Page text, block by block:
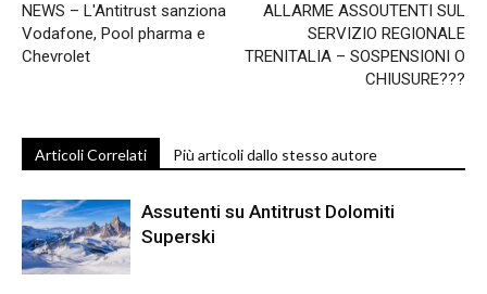
NEWS – L'Antitrust sanziona
Vodafone, Pool pharma e
Chevrolet
ALLARME ASSOUTENTI SUL
SERVIZIO REGIONALE
TRENITALIA – SOSPENSIONI O
CHIUSURE???
Articoli Correlati Più articoli dallo stesso autore
Assutenti su Antitrust Dolomiti
Superski